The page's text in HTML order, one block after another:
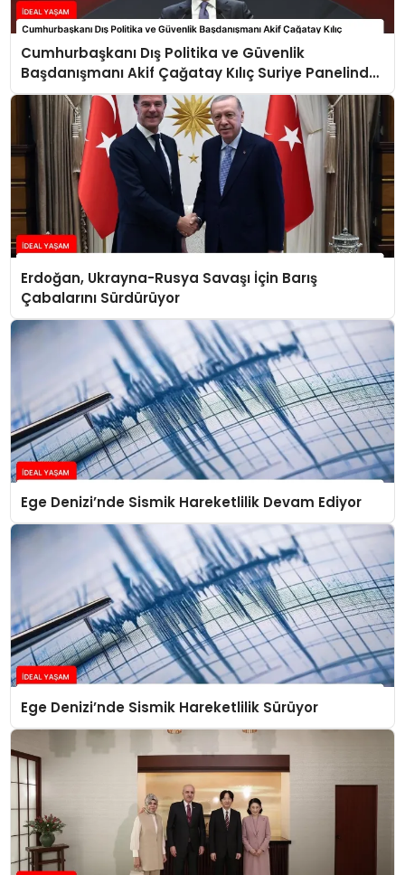
Cumhurbaşkanı Dış Politika ve Güvenlik
Başdanışmanı Akif Çağatay Kılıç Suriye Panelinde
Konuştu
Erdoğan, Ukrayna-Rusya Savaşı İçin Barış
Çabalarını Sürdürüyor
Ege Denizi’nde Sismik Hareketlilik Devam Ediyor
Ege Denizi’nde Sismik Hareketlilik Sürüyor